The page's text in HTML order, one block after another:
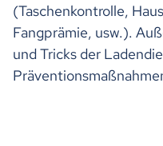
(Taschenkontrolle,
Fangprämie, usw.).
und Tricks der